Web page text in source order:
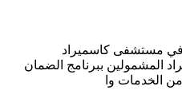
في مستشفى كاسميراد
المشمولين ببرنامج الضمان
الخدمات وا